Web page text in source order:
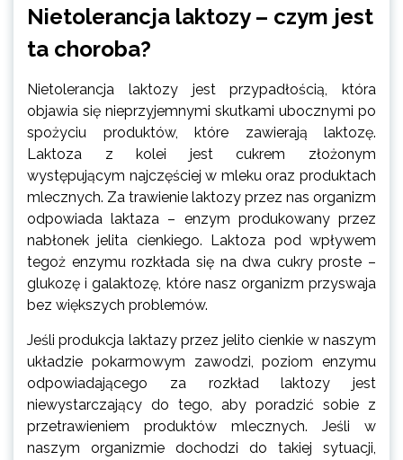
Nietolerancja laktozy – czym jest
ta choroba?
Nietolerancja laktozy jest przypadłością, która
objawia się nieprzyjemnymi skutkami ubocznymi po
spożyciu produktów, które zawierają laktozę.
Laktoza z kolei jest cukrem złożonym
występującym najczęściej w mleku oraz produktach
mlecznych. Za trawienie laktozy przez nas organizm
odpowiada laktaza – enzym produkowany przez
nabłonek jelita cienkiego. Laktoza pod wpływem
tegoż enzymu rozkłada się na dwa cukry proste –
glukozę i galaktozę, które nasz organizm przyswaja
bez większych problemów.
Jeśli produkcja laktazy przez jelito cienkie w naszym
układzie pokarmowym zawodzi, poziom enzymu
odpowiadającego za rozkład laktozy jest
niewystarczający do tego, aby poradzić sobie z
przetrawieniem produktów mlecznych. Jeśli w
naszym organizmie dochodzi do takiej sytuacji,